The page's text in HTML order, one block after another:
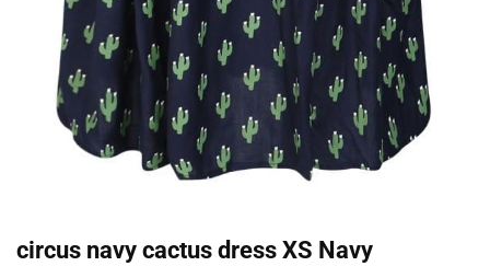
circus navy cactus dress XS Navy